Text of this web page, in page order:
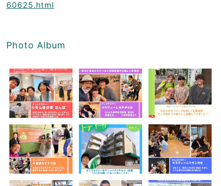
60625.html
Photo Album